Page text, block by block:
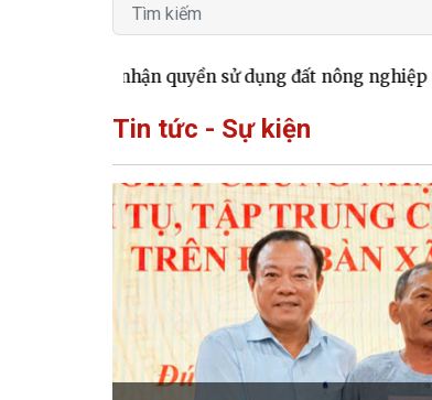
nhận quyền sử dụng đất nông nghiệp sau
Tin tức - Sự kiện